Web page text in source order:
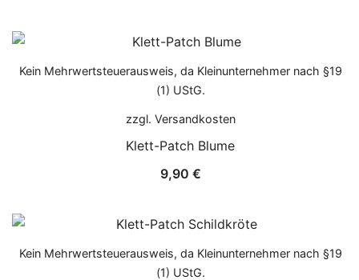
Kein Mehrwertsteuerausweis, da Kleinunternehmer nach §19
(1) UStG.
zzgl. Versandkosten
Klett-Patch Blume
9,90 €
Kein Mehrwertsteuerausweis, da Kleinunternehmer nach §19
(1) UStG.